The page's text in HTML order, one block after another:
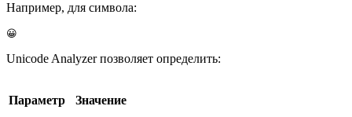
Например, для символа:
😀
Unicode Analyzer позволяет определить:
Параметр Значение